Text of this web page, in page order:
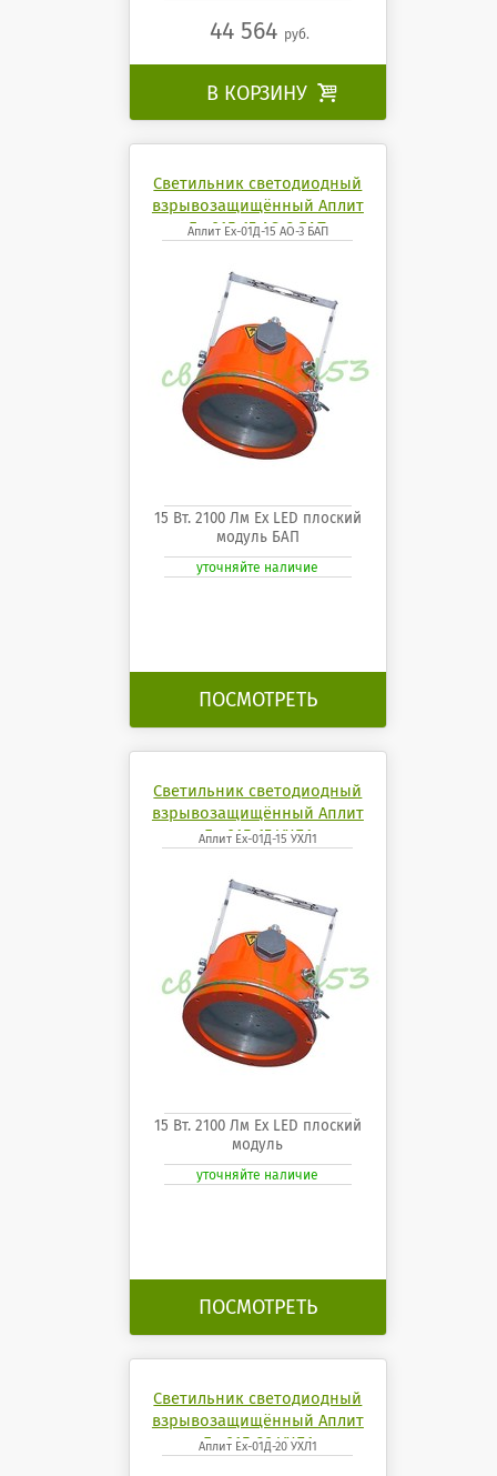
44 564 руб.
В КОРЗИНУ 
Светильник светодиодный
взрывозащищённый Аплит
Ех-01Д-15 АО-3 БАП
Аплит Ех-01Д-15 АО-3 БАП
15 Вт. 2100 Лм Ех LED плоский
модуль БАП
уточняйте наличие
ПОСМОТРЕТЬ
Светильник светодиодный
взрывозащищённый Аплит
Ех-01Д-15 УХЛ1
Аплит Ех-01Д-15 УХЛ1
15 Вт. 2100 Лм Ех LED плоский
модуль
уточняйте наличие
ПОСМОТРЕТЬ
Светильник светодиодный
взрывозащищённый Аплит
Ех-01Д-20 УХЛ1
Аплит Ех-01Д-20 УХЛ1